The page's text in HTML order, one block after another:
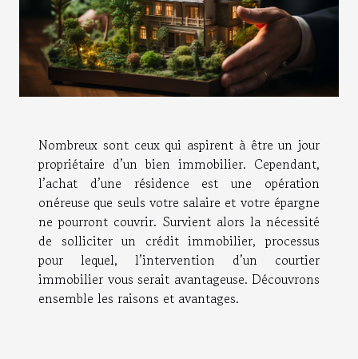
Nombreux sont ceux qui aspirent à être un jour
propriétaire d’un bien immobilier. Cependant,
l’achat d’une résidence est une opération
onéreuse que seuls votre salaire et votre épargne
ne pourront couvrir. Survient alors la nécessité
de solliciter un crédit immobilier, processus
pour lequel, l’intervention d’un courtier
immobilier vous serait avantageuse. Découvrons
ensemble les raisons et avantages.